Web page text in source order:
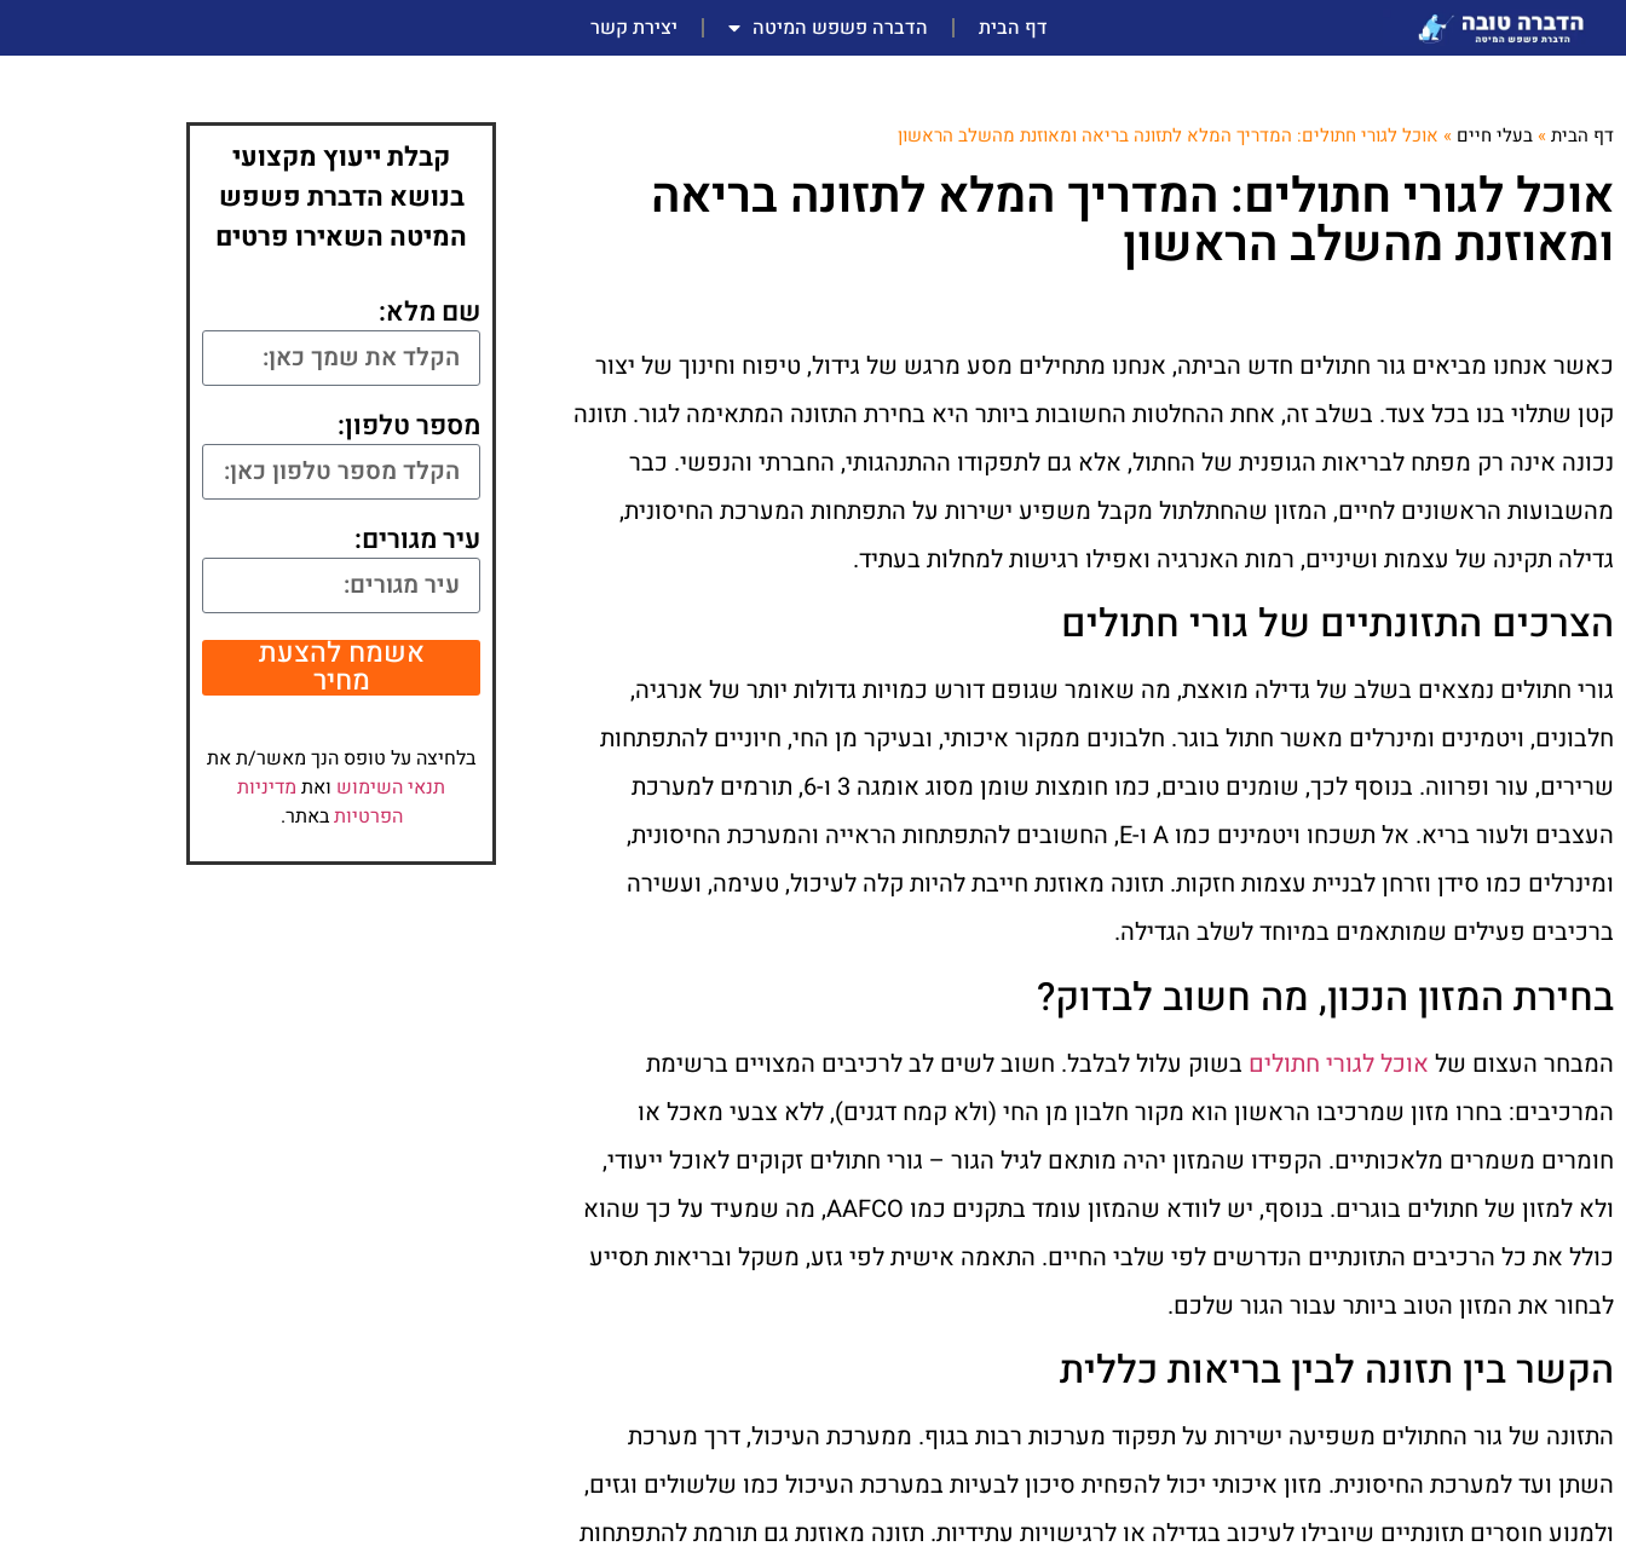
דף הבית הדברה פשפש המיטה יצירת קשר
דף הבית» בעלי חיים » אוכל לגורי חתולים: המדריך המלא לתזונה בריאה ומאוזנת מהשלב הראשון
אוכל לגורי חתולים: המדריך המלא לתזונה בריאה
ומאוזנת מהשלב הראשון
כאשר אנחנו מביאים גור חתולים חדש הביתה, אנחנו מתחילים מסע מרגש של גידול, טיפוח וחינוך של יצור
קטן שתלוי בנו בכל צעד. בשלב זה, אחת ההחלטות החשובות ביותר היא בחירת התזונה המתאימה לגור. תזונה
נכונה אינה רק מפתח לבריאות הגופנית של החתול, אלא גם לתפקודו ההתנהגותי, החברתי והנפשי. כבר
מהשבועות הראשונים לחיים, המזון שהחתלתול מקבל משפיע ישירות על התפתחות המערכת החיסונית,
גדילה תקינה של עצמות ושיניים, רמות האנרגיה ואפילו רגישות למחלות בעתיד.
הצרכים התזונתיים של גורי חתולים
גורי חתולים נמצאים בשלב של גדילה מואצת, מה שאומר שגופם דורש כמויות גדולות יותר של אנרגיה,
חלבונים, ויטמינים ומינרלים מאשר חתול בוגר. חלבונים ממקור איכותי, ובעיקר מן החי, חיוניים להתפתחות
שרירים, עור ופרווה. בנוסף לכך, שומנים טובים, כמו חומצות שומן מסוג אומגה 3 ו-6, תורמים למערכת
העצבים ולעור בריא. אל תשכחו ויטמינים כמו A ו-E, החשובים להתפתחות הראייה והמערכת החיסונית,
ומינרלים כמו סידן וזרחן לבניית עצמות חזקות. תזונה מאוזנת חייבת להיות קלה לעיכול, טעימה, ועשירה
ברכיבים פעילים שמותאמים במיוחד לשלב הגדילה.
בחירת המזון הנכון, מה חשוב לבדוק?
המבחר העצום של אוכל לגורי חתולים בשוק עלול לבלבל. חשוב לשים לב לרכיבים המצויים ברשימת
המרכיבים: בחרו מזון שמרכיבו הראשון הוא מקור חלבון מן החי (ולא קמח דגנים), ללא צבעי מאכל או
חומרים משמרים מלאכותיים. הקפידו שהמזון יהיה מותאם לגיל הגור – גורי חתולים זקוקים לאוכל ייעודי,
ולא למזון של חתולים בוגרים. בנוסף, יש לוודא שהמזון עומד בתקנים כמו AAFCO, מה שמעיד על כך שהוא
כולל את כל הרכיבים התזונתיים הנדרשים לפי שלבי החיים. התאמה אישית לפי גזע, משקל ובריאות תסייע
לבחור את המזון הטוב ביותר עבור הגור שלכם.
הקשר בין תזונה לבין בריאות כללית
התזונה של גור החתולים משפיעה ישירות על תפקוד מערכות רבות בגוף. ממערכת העיכול, דרך מערכת
השתן ועד למערכת החיסונית. מזון איכותי יכול להפחית סיכון לבעיות במערכת העיכול כמו שלשולים וגזים,
ולמנוע חוסרים תזונתיים שיובילו לעיכוב בגדילה או לרגישויות עתידיות. תזונה מאוזנת גם תורמת להתפתחות
קבלת ייעוץ מקצועי
בנושא הדברת פשפש
המיטה השאירו פרטים
שם מלא:
מספר טלפון:
עיר מגורים:
אשמח להצעת
מחיר
בלחיצה על טופס הנך מאשר/ת את
תנאי השימוש ואת מדיניות
הפרטיותבאתר.